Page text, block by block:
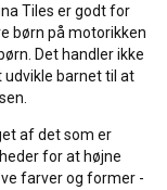
Tiles er godt for
børn på motorikken
Det handler ikke
barnet til at
af det som er
for at højne
farver og former -